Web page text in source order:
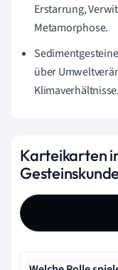
Erstarrung,
Metamorphose.
über
Klimaverhältnisse.
Karteikarten